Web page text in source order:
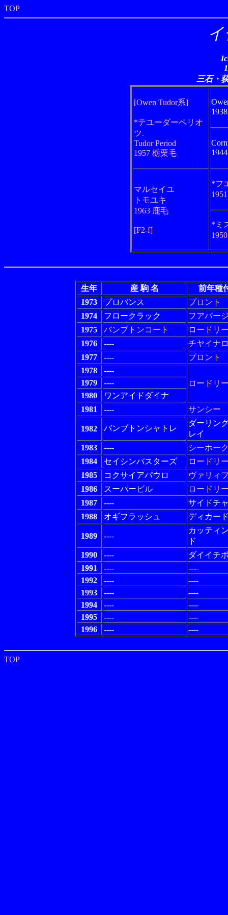
TOP
三石・
[Owen Tudor系]
*テユーダーペリオ
ツ.
Tudor Period
1957 栃栗毛
マルセイユ
トモユキ
1963 鹿毛
[F2-f]
*フ
*ミ
生年 産 駒 名
前年種
1973
プロバンス
プロント
1974
フロークラック
フアバー
1975
バンブトンコート
ロードリ
1976
----
チヤイナ
1977
----
プロント
1978
----
ロードリ
1979
----
1980
ワンアイドダイナ
1981
---- サンシー
1982 バンブトンシャトレ
ダーリン
レイ
1983
----
シーホー
1984
セイシンバスターズ
ロードリ
1985
コクサイアパウロ
ヴァリィ
1986
スーパービル
ロードリ
1987
----
サイドチ
1988
オギフラッシュ ディカー
1989 ----
カッティ
ド
1990
----
ダイイチ
1991
----
----
1992
----
----
1993
----
----
1994
----
----
1995
----
----
1996
---- ----
TOP